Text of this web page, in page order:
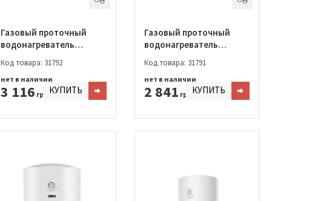
Газовый проточный
водонагреватель
Glass Lime
Код товара: 31792
3 116 грн.
нет в наличии
КУПИТЬ
Газовый проточный
водонагреватель
Glass La Spezia
Код товара: 31791
2 841 грн.
нет в наличии
КУПИТЬ